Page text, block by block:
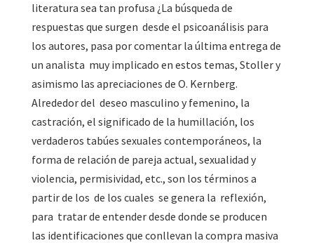
literatura sea tan profusa ¿La búsqueda de
respuestas que surgen desde el psicoanálisis para
los autores, pasa por comentar la última entrega de
un analista muy implicado en estos temas, Stoller y
asimismo las apreciaciones de O. Kernberg.
Alrededor del deseo masculino y femenino, la
castración, el significado de la humillación, los
verdaderos tabúes sexuales contemporáneos, la
forma de relación de pareja actual, sexualidad y
violencia, permisividad, etc., son los términos a
partir de los de los cuales se genera la reflexión,
para tratar de entender desde donde se producen
las identificaciones que conllevan la compra masiva